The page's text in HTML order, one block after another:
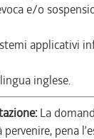
e/o
applicativi
inglese.
La
pena